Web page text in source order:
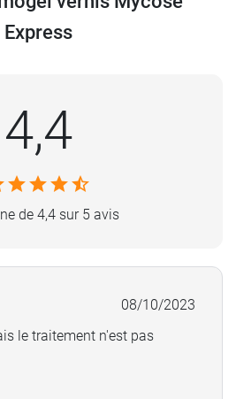
Express
4,4
de 4,4 sur 5 avis
08/10/2023
le traitement n'est pas